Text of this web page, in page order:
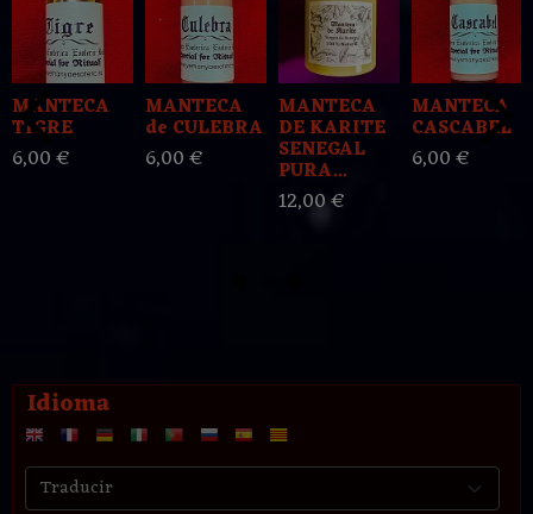
Idioma
MANTECA
TIGRE
6,00 €
MANTECA
de CULEBRA
6,00 €
MANTECA
DE KARITE
SENEGAL
PURA...
12,00 €
MANTECA
CASCABEL
6,00 €